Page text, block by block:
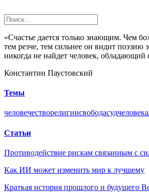
«Счастье дается только знающим. Чем
тем резче, тем сильнее он видит поэзию
никогда не найдет человек,
Константин Паустовский
Темы
человечестворелигиисвободасудчеловек
Статьи
Противодействие рискам связанным с
Как ИИ может изменить мир к лучшему
Краткая история прошлого и будущего